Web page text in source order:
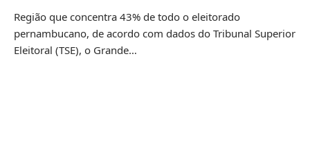
Região que concentra 43% de todo o eleitorado
pernambucano, de acordo com dados do Tribunal Superior
Eleitoral (TSE), o Grande…